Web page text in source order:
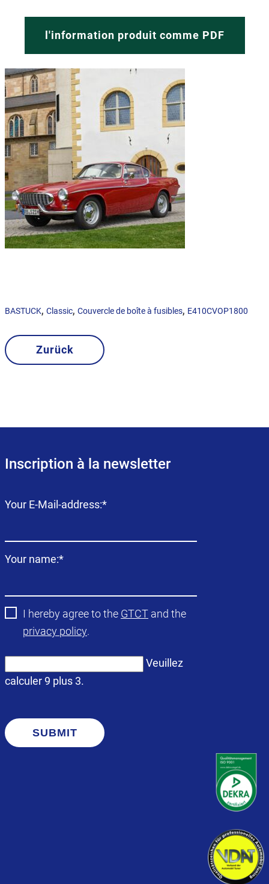
l'information produit comme PDF
BASTUCK, Classic, Couvercle de boîte à fusibles, E410CVOP1800
Zurück
Inscription à la newsletter
Champ
Your E-Mail-address:*
Champ
Your name:*
I hereby agree to the GTCT and the
privacy policy.
Veuillez
calculer 9 plus 3.
SUBMIT